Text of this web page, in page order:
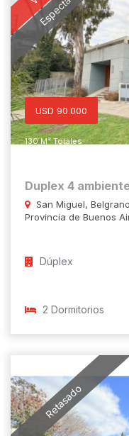
USD 90.000
130 M² Totales
Duplex 4
San Miguel,
Provincia de Buenos
Dúplex
2 Dormitorios
Retasado